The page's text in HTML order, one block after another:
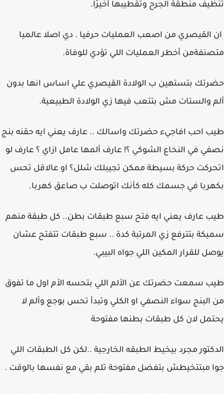
تنظيف منطقة الجرح وتقطيبها أخيرًا.
ان القيصري من اصعب العمليات حرفيا . دي اصلا عالميا
متصنفةمن أخطر العمليات اللي تؤدي للوفاة.
حضرتك بتستهين ب الولادة القيصري علي اساس انها بدون
ألم والستات مش بتتعب فيها زي الولادة الطبيعية.
طيب احب افاجيء حضرتك واسالك .. عارف يعني ايه حقنه بنج
نصفي في النخاع الشوكي ؟! عارف ألمها عامل ازاي ؟ عارف لو
اتحركت حركة بسيطة ممكن تجيبلك شلل؟ او عالاقل تحس
بكهربا في جسمك كله كأنك اتوصلت ب صاعق كهربا.
طيب عارف يعني ايه فتح سبع طبقات بطن.. كل طبقة منهم
سميكة بتترفع زي المرتبة كدة .. سبع طبقات تتفتح عشان
يوصل للقرار المكين اللي جواه البيبي.
طيب سمعت حضرتك عن الألم اللي بتحسه الأم اول ما تفوق
من البنج سواء النصفي او الكلي وتبدأ تحس بوجع وألم لا
يحتمل لان كل طبقات بطنها مفتوحة
الدكتور مجرد بيخيط الطبقه الخارجية ..لكن كل الطبقات اللي
جوا مبتتخيطش بتفضل مفتوحة تلم بقي مع نفسها بالوقت .